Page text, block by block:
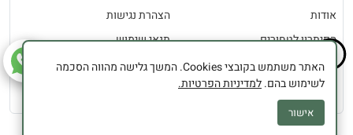
אודות
הפיתרון לטחורים
הפיתרון לפיסורה
שמן טוב רפואה טבעית – בית
הצהרת נגישות
תנאי שימוש
תקנון אתר
האתר משתמש בקובצי Cookies. המשך גלישה מהווה הסכמה
לשימוש בהם.למדיניות הפרטיות.
אישור